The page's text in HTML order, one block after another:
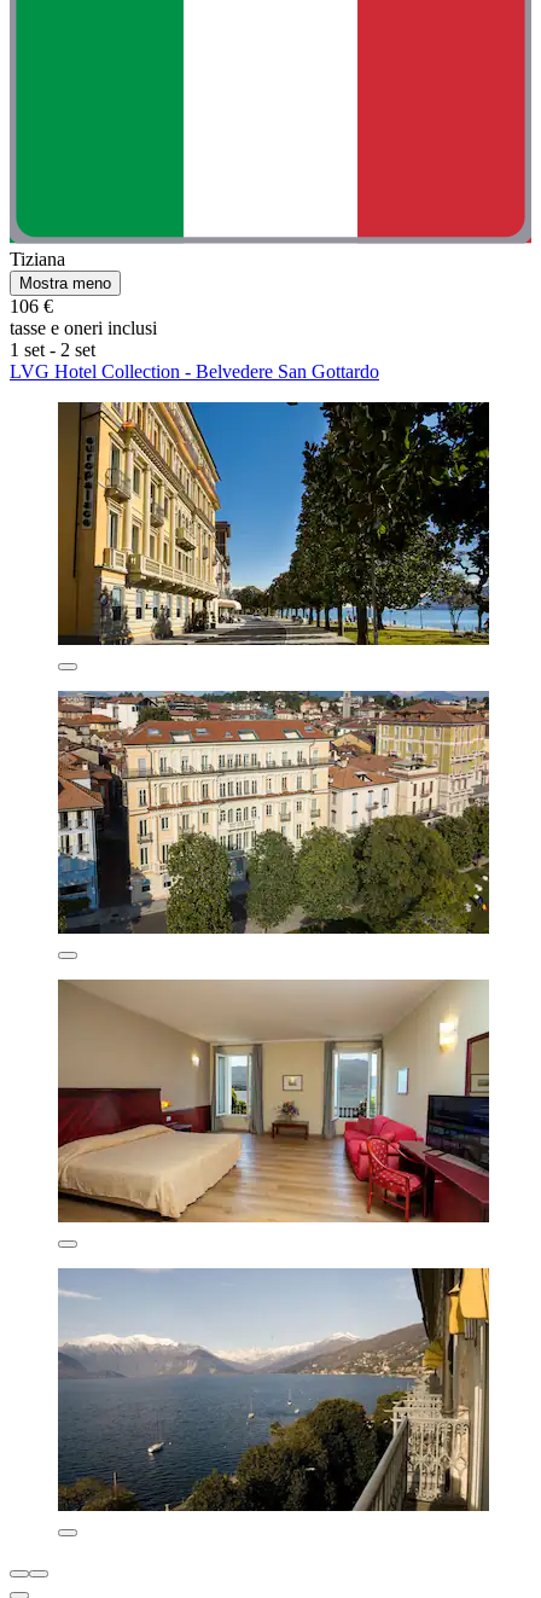
Tiziana
Mostra meno
106 €
tasse e oneri inclusi
1 set - 2 set
LVG Hotel Collection - Belvedere San Gottardo